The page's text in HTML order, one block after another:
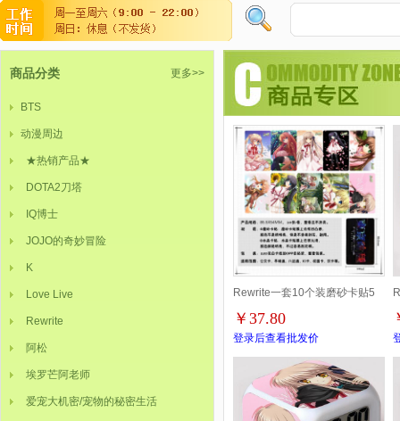
商品分类 更多>>
BTS
动漫周边
★热销产品★
DOTA2刀塔
IQ博士
JOJO的奇妙冒险
K
Love Live
Rewrite
阿松
埃罗芒阿老师
爱宠大机密/宠物的秘密生活
Rewrite一套10个装磨砂卡贴5
套起批
￥37.80
登录后查看批发价